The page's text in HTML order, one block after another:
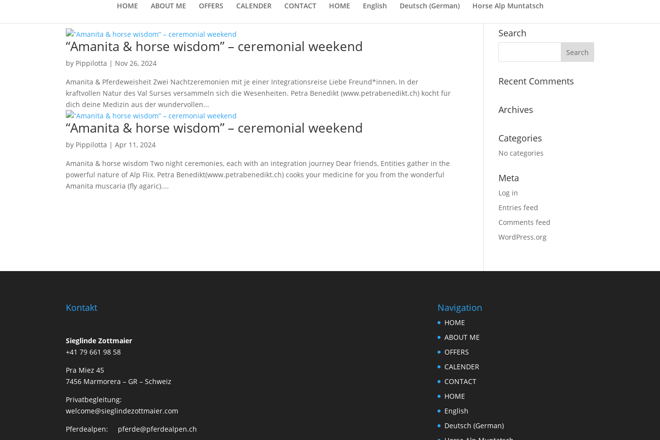
HOME ABOUT ME OFFERS CALENDER CONTACT HOME English Deutsch (German) Horse Alp Muntatsch
“Amanita & horse wisdom” – ceremonial weekend
by Pippilotta | Nov 26, 2024
Amanita & Pferdeweisheit Zwei Nachtzeremonien mit je einer Integrationsreise Liebe Freund*innen, In der
kraftvollen Natur des Val Surses versammeln sich die Wesenheiten. Petra Benedikt (www.petrabenedikt.ch) kocht für
dich deine Medizin aus der wundervollen...
“Amanita & horse wisdom” – ceremonial weekend
by Pippilotta |Apr 11, 2024
Amanita & horse wisdom Two night ceremonies, each with an integration journey Dear friends, Entities gather in the
powerful nature of Alp Flix. Petra Benedikt(www.petrabenedikt.ch) cooks your medicine for you from the wonderful
Amanita muscaria (fly agaric)....
Search
Recent Comments
Archives
Categories
No categories
Meta
Log in
Entries feed
Comments feed
WordPress.org
Kontakt
Sieglinde Zottmaier
+41 79 661 98 58
Pra Miez 45
7456 Marmorera – GR – Schweiz
Privatbegleitung:
welcome@sieglindezottmaier.com
Pferdealpen: pferde@pferdealpen.ch
Navigation
HOME
ABOUT ME
OFFERS
CALENDER
CONTACT
HOME
English
Deutsch (German)